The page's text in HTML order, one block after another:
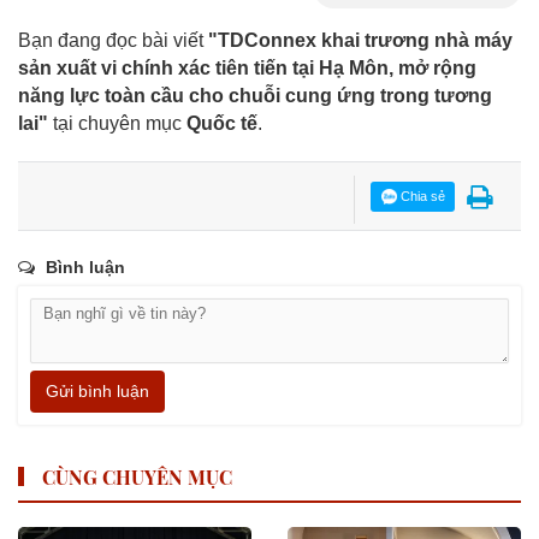
Bạn đang đọc bài viết "TDConnex khai trương nhà máy
sản xuất vi chính xác tiên tiến tại Hạ Môn, mở rộng
năng lực toàn cầu cho chuỗi cung ứng trong tương
lai" tại chuyên mục Quốc tế.
Chia sẻ
Bình luận
Gửi bình luận
CÙNG CHUYÊN MỤC